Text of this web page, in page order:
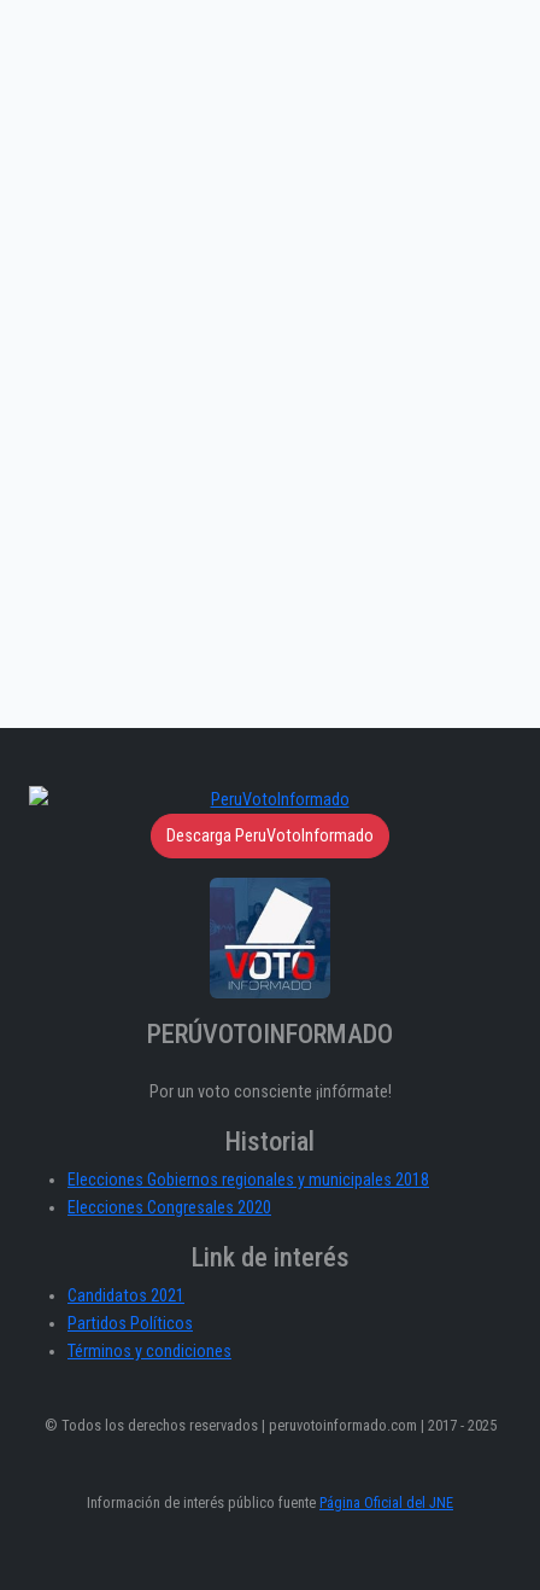
Descarga PeruVotoInformado
PERÚVOTOINFORMADO
Por un voto consciente ¡infórmate!
Historial
Elecciones Gobiernos regionales y municipales 2018
Elecciones Congresales 2020
Link de interés
Candidatos 2021
Partidos Políticos
Términos y condiciones
© Todos los derechos reservados | peruvotoinformado.com | 2017 - 2025
Información de interés público fuente Página Oficial del JNE